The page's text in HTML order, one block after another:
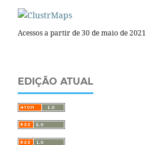
Acessos a partir de 30 de maio de 2021
EDIÇÃO ATUAL